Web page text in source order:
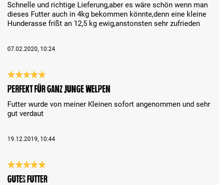
Schnelle und richtige Lieferung,aber es wäre schön wenn man
dieses Futter auch in 4kg bekommen könnte,denn eine kleine
Hunderasse frißt an 12,5 kg ewig,anstonsten sehr zufrieden
07.02.2020, 10:24
Bewertung mit 5 von 5 Sternen
Perfekt für ganz junge Welpen
Futter wurde von meiner Kleinen sofort angenommen und sehr
gut verdaut
19.12.2019, 10:44
Bewertung mit 5 von 5 Sternen
gutes futter